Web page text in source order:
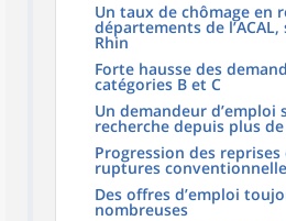
Un taux de chômage en
départements de
Rhin
Forte hausse des
catégories B et C
Un demandeur d’emploi
recherche depuis plus
Progression des
ruptures
Des offres d’emploi
nombreuses